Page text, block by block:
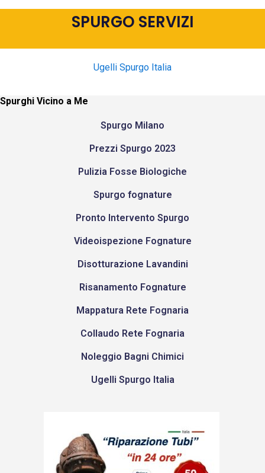
SPURGO SERVIZI
Ugelli Spurgo Italia
Spurghi Vicino a Me
Spurgo Milano
Prezzi Spurgo 2023
Pulizia Fosse Biologiche
Spurgo fognature
Pronto Intervento Spurgo
Videoispezione Fognature
Disotturazione Lavandini
Risanamento Fognature
Mappatura Rete Fognaria
Collaudo Rete Fognaria
Noleggio Bagni Chimici
Ugelli Spurgo Italia